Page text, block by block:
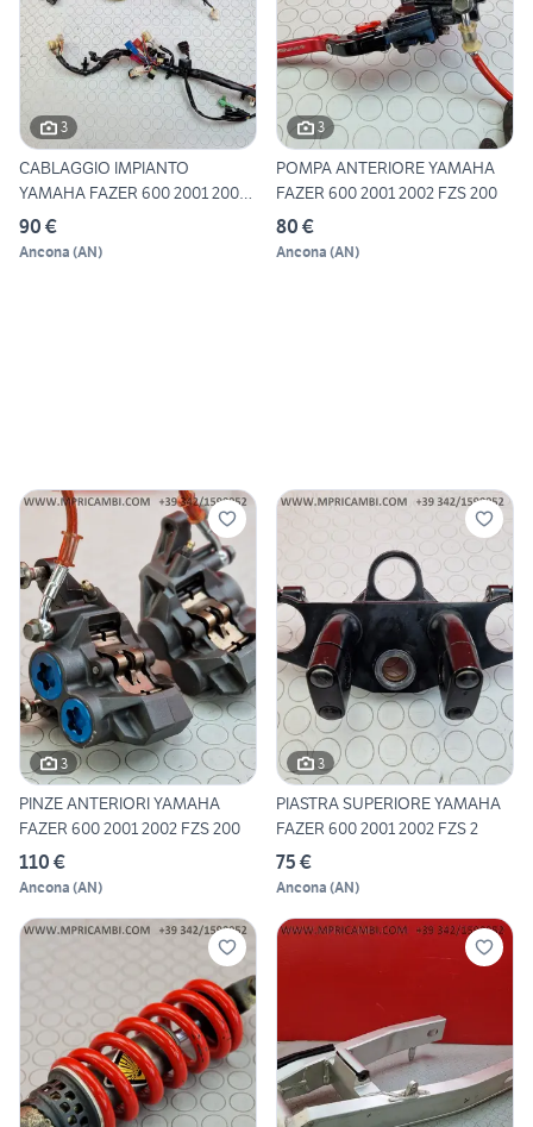
3
CABLAGGIO IMPIANTO
YAMAHA FAZER 600 2001 2002
FZS
90 €
Ancona (AN)
3
POMPA ANTERIORE YAMAHA
FAZER 600 2001 2002 FZS 200
80 €
Ancona (AN)
3
PINZE ANTERIORI YAMAHA
FAZER 600 2001 2002 FZS 200
110 €
Ancona (AN)
3
PIASTRA SUPERIORE YAMAHA
FAZER 600 2001 2002 FZS 2
75 €
Ancona (AN)